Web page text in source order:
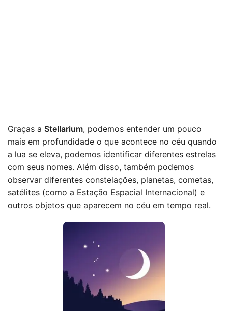
Graças a Stellarium, podemos entender um pouco
mais em profundidade o que acontece no céu quando
a lua se eleva, podemos identificar diferentes estrelas
com seus nomes. Além disso, também podemos
observar diferentes constelações, planetas, cometas,
satélites (como a Estação Espacial Internacional) e
outros objetos que aparecem no céu em tempo real.